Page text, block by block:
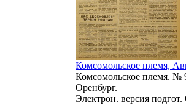
Комсомольское племя,
Комсомольское племя. №
Оренбург.
Электрон. версия